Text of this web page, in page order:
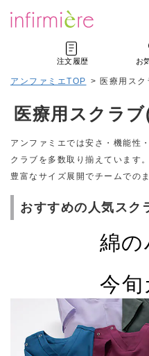
注文履歴 お
アンファミエTOP > 医療用ス
医療用スクラ
アンファミエでは安さ・機能性
クラブを多数取り揃えています。
豊富なサイズ展開でチームでの
おすすめの人気スク
綿の
今旬